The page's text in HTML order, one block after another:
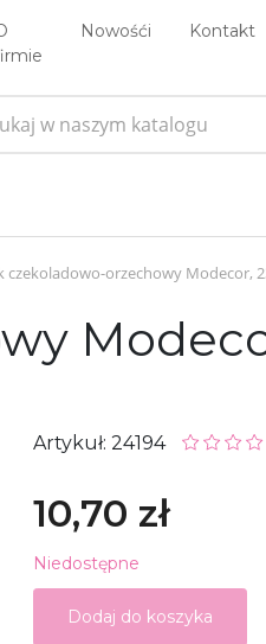
Nowośći Kontakt
czekoladowo-orzechowy Modecor,
Artykuł: 24194
10,70 zł
Niedostępne
Dodaj do koszyka